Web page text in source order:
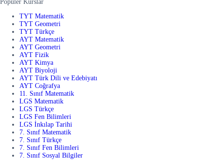
Popüler Kurslar
TYT Matematik
TYT Geometri
TYT Türkçe
AYT Matematik
AYT Geometri
AYT Fizik
AYT Kimya
AYT Biyoloji
AYT Türk Dili ve Edebiyatı
AYT Coğrafya
11. Sınıf Matematik
LGS Matematik
LGS Türkçe
LGS Fen Bilimleri
LGS İnkılap Tarihi
7. Sınıf Matematik
7. Sınıf Türkçe
7. Sınıf Fen Bilimleri
7. Sınıf Sosyal Bilgiler